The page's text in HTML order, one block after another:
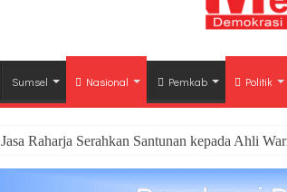
Sumsel Nasional Pemkab Politik
Jasa Raharja Serahkan Santunan kepada Ahli